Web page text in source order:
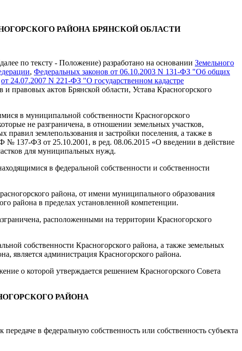
РАЙОНА БРЯНСКОЙ ОБЛАСТИ
по тексту - Положение) разработано на основании Земельного
, Федеральных законов от 06.10.2003 N 131-ФЗ "Об общих
от 24.07.2007 N 221-ФЗ "О государственном кадастре
правовых актов Брянской области, Устава Красногорского
в муниципальной собственности Красногорского
не разграничена, в отношении земельных участков,
землепользования и застройки поселения, а также в
137-ФЗ от 25.10.2001, в ред. 08.06.2015 «О введении в действие
для муниципальных нужд.
в федеральной собственности и собственности
района, от имени муниципального образования
района в пределах установленной компетенции.
расположенными на территории Красногорского
собственности Красногорского района, а также земельных
является администрация Красногорского района.
о которой утверждается решением Красногорского Совета
РАЙОНА
в федеральную собственность или собственность субъекта